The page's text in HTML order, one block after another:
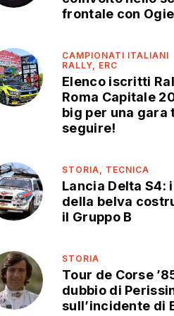
frontale con
CAMPIONATI ITALIANI
RALLY, ERC
Elenco iscritti
Roma Capitale
big per una gara
seguire!
STORIA, TECNICA
Lancia Delta S4:
della belva
il Gruppo B
STORIA
Tour de Corse
dubbio di
sull’incidente di